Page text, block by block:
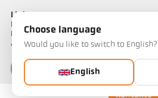
Kontakte
Links
Impressum
Datenschutz
AGB
Kontakt
Choose language
Would you like to switch to English?
English